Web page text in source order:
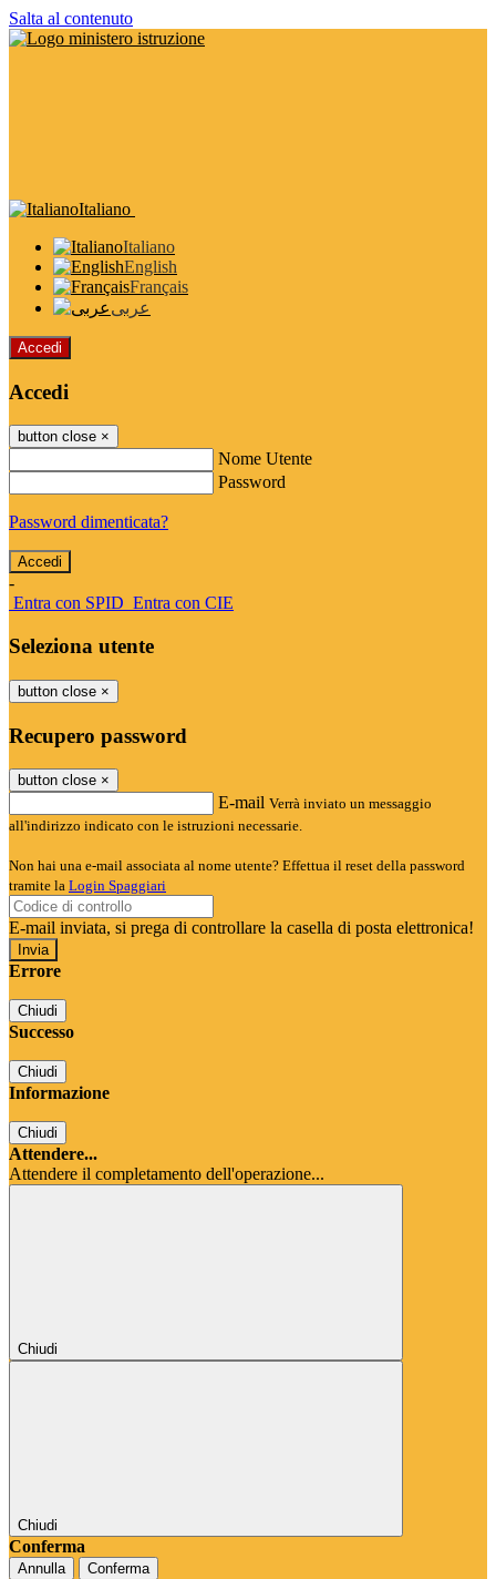
Salta al contenuto
Italiano
Italiano
English
Français
عربى
Accedi
Accedi
button close ×
Nome Utente
Password
Password dimenticata?
-
Entra con SPID Entra con CIE
Seleziona utente
button close ×
Recupero password
button close ×
E-mail Verrà inviato un messaggio
all'indirizzo indicato con le istruzioni necessarie.
Non hai una e-mail associata al nome utente? Effettua il reset della password
tramite la Login Spaggiari
E-mail inviata, si prega di controllare la casella di posta elettronica!
Errore
Chiudi
Successo
Chiudi
Informazione
Chiudi
Attendere...
Attendere il completamento dell'operazione...
Chiudi
Chiudi
Conferma
Annulla Conferma